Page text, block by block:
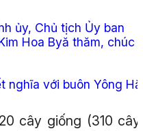
ủy, Chủ tịch Ủy ban
Hoa Byă thăm, chúc
nghĩa với buôn Yông
cây giống (310